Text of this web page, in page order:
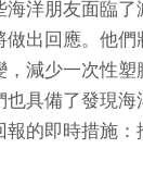
海洋朋友面臨了
做出回應。他們
，減少一次性塑
也具備了發現海
報的即時措施：